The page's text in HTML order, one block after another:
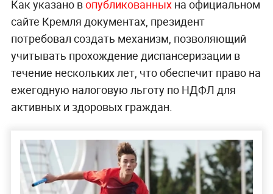
Как указано вопубликованныхна официальном
сайте Кремля документах, президент
потребовал создать механизм, позволяющий
учитывать прохождение диспансеризации в
течение нескольких лет, что обеспечит право на
ежегодную налоговую льготу по НДФЛ для
активных и здоровых граждан.